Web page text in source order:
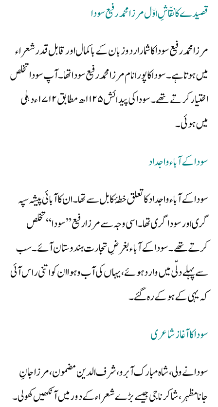
قصیدے کا نقّاشِ اوّل مرزا محمد رفیع سودا
مرزا محمد رفیع سودا کا شمار اردو زبان کے باکمال اور قابل قدر شعراء
میں ہوتا ہے۔ سودا کا پورا نام مرزا محمد رفیع سودا تھا۔ آپ سودا تخلص
اختیار کرتے تھے۔ سودا کی پیدائش ۱۱۲۵ھ مطابق ۱۷۱۲ء دہلی
میں ہوئی۔
سودا کے آباء و اجداد
سودا کے آباء و اجداد کا تعلق خطۂ کابل سے تھا۔ ان کا آبائی پیشہ سپہ
گری اور سوداگری تھا۔ اسی وجہ سے مرزا رفیع’’ سودا‘‘ تخلص
کرتے تھے۔ سودا کے آباء بغرضِ تجارت ہندوستان آئے۔ سب
سے پہلے دلّی میں وارد ہوئے، یہاں کی آب و ہوا ان کو اتنی راس آئی
کہ یہی کے ہوکے رہ گئے۔
سودا کا آغاز شاعری
سودا نے ولی، شاہ مبارک آبرو، شرف الدین مضمون، مرزا جانِ
جانا مظہر، شاکر ناجی جیسے بڑے شعراء کے دور میں آنکھیں کھولی۔